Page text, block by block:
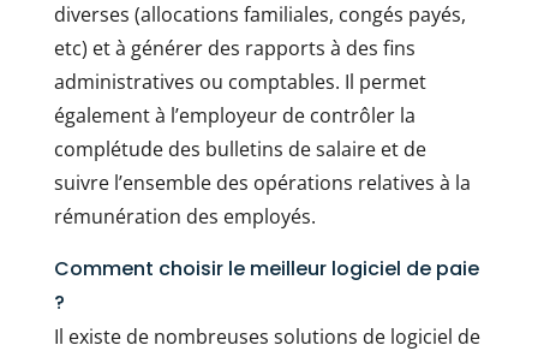
diverses (allocations familiales, congés payés,
etc) et à générer des rapports à des fins
administratives ou comptables. Il permet
également à l’employeur de contrôler la
complétude des bulletins de salaire et de
suivre l’ensemble des opérations relatives à la
rémunération des employés.
Comment choisir le meilleur logiciel de paie
?
Il existe de nombreuses solutions de logiciel de